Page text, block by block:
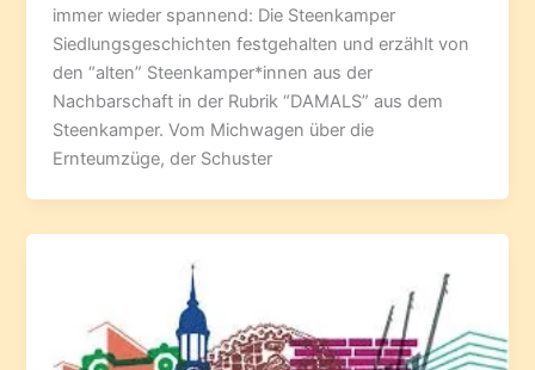
immer wieder spannend: Die Steenkamper
Siedlungsgeschichten festgehalten und erzählt von
den “alten” Steenkamper*innen aus der
Nachbarschaft in der Rubrik “DAMALS” aus dem
Steenkamper. Vom Michwagen über die
Ernteumzüge, der Schuster